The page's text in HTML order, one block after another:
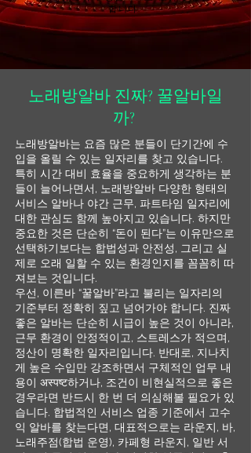
합니다.
노래방알바 진짜? 꿀알바일
까?
노래방알바는 요즘 많은 분들이 단기간에 수
입을 올릴 수 있는 일자리를 찾고 있습니다.
특히 시간 대비 효율을 중요하게 생각하는 분
들이 늘어나면서, 노래방알바 다양한 형태의
서비스 알바나 야간 근무, 파트타임 일자리에
대한 관심도 함께 높아지고 있습니다. 하지만
중요한 것은 단순히 “돈이 된다”는 이유만으로
선택하기보다는 합법성과 안전성, 그리고 실
제로 오래 일할 수 있는 환경인지를 꼼꼼히 따
져보는 것입니다.
우선, 이른바 “꿀알바”라고 불리는 일자리의
기준부터 정확히 짚고 넘어가야 합니다. 진짜
좋은 알바는 단순히 시급이 높은 것이 아니라,
근무 환경이 안정적이고, 스트레스가 적으며,
정산이 명확한 일자리입니다. 반대로, 지나치
게 높은 수입만 강조하면서 구체적인 업무 내
용이 अस्पष्ट하거나, 조건이 비현실적으로 좋은
경우라면 반드시 한 번 더 의심해볼 필요가 있
습니다. 합법적인 서비스 업종 기준에서 고수
익 알바를 찾는다면, 대표적으로는 라운지, 바,
노래주점(합법 운영), 카페형 라운지, 일반 서